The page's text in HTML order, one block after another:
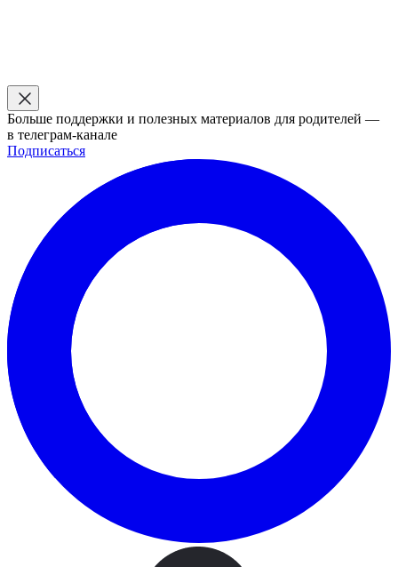
Больше поддержки и полезных материалов для родителей —
в телеграм-канале
Подписаться